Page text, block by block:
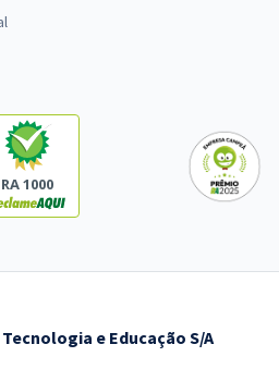
RA 1000
Tecnologia e Educação S/A